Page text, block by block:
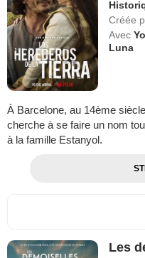
Créée
Avec
Luna
À Barcelone, au 14ème
cherche à se faire un nom
à la famille Estanyol.
Les